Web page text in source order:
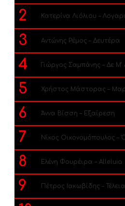
2 Κατερίνα Λιόλιου –
3 Αντώνης Ρέμος – Δευτέρα
4 Γιώργος Σαμπάνης – Δε
5 Χρήστος Μάστορας –
6 Άννα Βίσση – Εξαίρεση
7 Νίκος Οικονομόπουλος –
8 Ελένη Φουρέιρα – Alleluia
9 Πέτρος Ιακωβίδης – Τέλεια